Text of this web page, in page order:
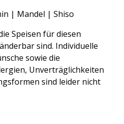
| Mandel | Shiso
Speisen für diesen
sind. Individuelle
sowie die
Unverträglichkeiten
sind leider nicht